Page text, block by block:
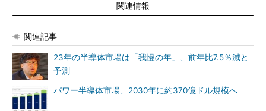
関連情報
関連記事
23年の半導体市場は「我慢の年」、前年比7.5％減と
予測
パワー半導体市場、2030年に約370億ドル規模へ